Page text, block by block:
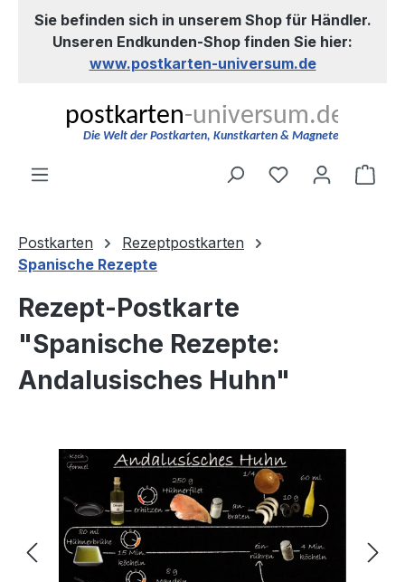
Zum Hauptinhalt springen
Sie befinden sich in unserem Shop für Händler.
Unseren Endkunden-Shop finden Sie hier:
www.postkarten-universum.de
Du hast 0
Postkarten
Rezeptpostkarten
Spanische Rezepte
Rezept-Postkarte
"Spanische Rezepte:
Andalusisches Huhn"
Bildergalerie überspringen